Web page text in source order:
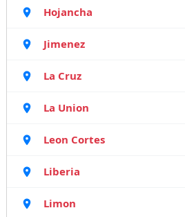
Hojancha
Jimenez
La Cruz
La Union
Leon Cortes
Liberia
Limon